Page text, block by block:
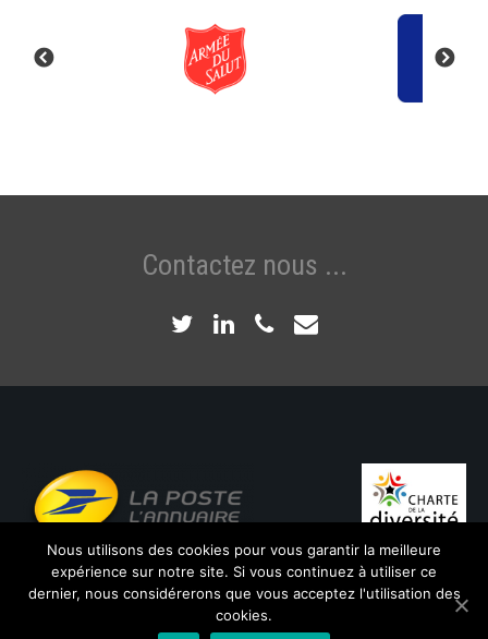
Contactez nous ...
Mentions légales
Nous utilisons des cookies pour vous garantir la meilleure
expérience sur notre site. Si vous continuez à utiliser ce
dernier, nous considérerons que vous acceptez l'utilisation des
cookies.